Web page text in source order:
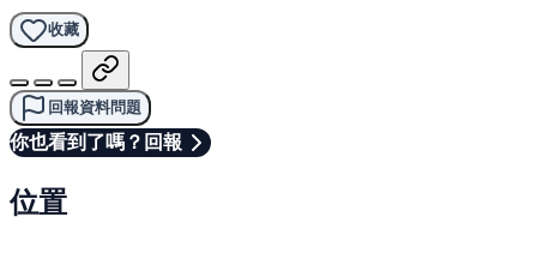
收藏
回報資料問題
你也看到了嗎？回報
位置